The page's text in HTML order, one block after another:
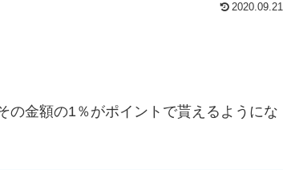
2020.09.21
の金額の1％がポイントで貰えるようにな